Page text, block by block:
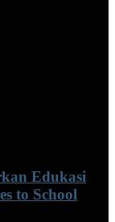
Edukasi
to School